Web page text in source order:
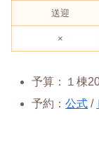
送迎
×
予算：１棟
予約：公式 /